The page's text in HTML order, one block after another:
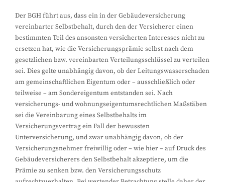
Der BGH führt aus, dass ein in der Gebäudeversicherung
vereinbarter Selbstbehalt, durch den der Versicherer einen
bestimmten Teil des ansonsten versicherten Interesses nicht zu
ersetzen hat, wie die Versicherungsprämie selbst nach dem
gesetzlichen bzw. vereinbarten Verteilungsschlüssel zu verteilen
sei. Dies gelte unabhängig davon, ob der Leitungswasserschaden
am gemeinschaftlichen Eigentum oder – ausschließlich oder
teilweise – am Sondereigentum entstanden sei. Nach
versicherungs- und wohnungseigentumsrechtlichen Maßstäben
sei die Vereinbarung eines Selbstbehalts im
Versicherungsvertrag ein Fall der bewussten
Unterversicherung, und zwar unabhängig davon, ob der
Versicherungsnehmer freiwillig oder – wie hier – auf Druck des
Gebäudeversicherers den Selbstbehalt akzeptiere, um die
Prämie zu senken bzw. den Versicherungsschutz